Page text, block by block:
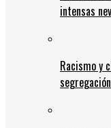
intensas
Racismo y